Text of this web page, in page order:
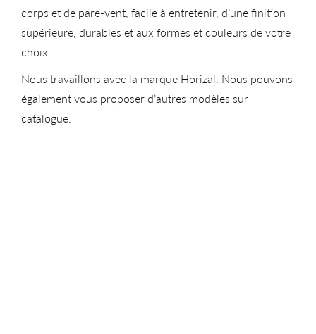
corps et de pare-vent, facile à entretenir, d’une finition
supérieure, durables et aux formes et couleurs de votre
choix.
Nous travaillons avec la marque Horizal . Nous pouvons
également vous proposer d’autres modèles sur
catalogue.